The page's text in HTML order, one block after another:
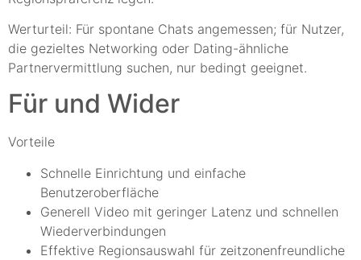
Werturteil: Für spontane Chats angemessen; für Nutzer,
die gezieltes Networking oder Dating-ähnliche
Partnervermittlung suchen, nur bedingt geeignet.
Für und Wider
Vorteile
Schnelle Einrichtung und einfache
Benutzeroberfläche
Generell Video mit geringer Latenz und schnellen
Wiederverbindungen
Effektive Regionsauswahl für zeitzonenfreundliche